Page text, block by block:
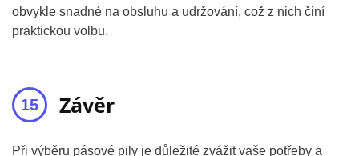
obvykle snadné na obsluhu a udržování, což z nich činí
praktickou volbu.
Závěr
Při výběru pásové pily je důležité zvážit vaše potřeby a